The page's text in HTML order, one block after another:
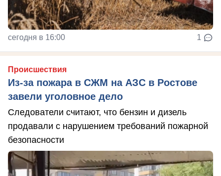
сегодня в 16:00 1
Происшествия
Из-за пожара в СЖМ на АЗС в Ростове
завели уголовное дело
Следователи считают, что бензин и дизель
продавали с нарушением требований пожарной
безопасности